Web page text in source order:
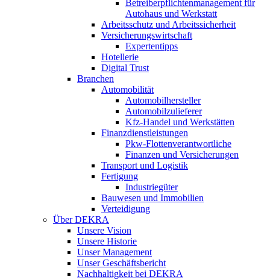
Betreiberpflichtenmanagement für
Autohaus und Werkstatt
Arbeitsschutz und Arbeitssicherheit
Versicherungswirtschaft
Expertentipps
Hotellerie
Digital Trust
Branchen
Automobilität
Automobilhersteller
Automobilzulieferer
Kfz-Handel und Werkstätten
Finanzdienstleistungen
Pkw‑Flottenverantwortliche
Finanzen und Versicherungen
Transport und Logistik
Fertigung
Industriegüter
Bauwesen und Immobilien
Verteidigung
Über DEKRA
Unsere Vision
Unsere Historie
Unser Management
Unser Geschäftsbericht
Nachhaltigkeit bei DEKRA